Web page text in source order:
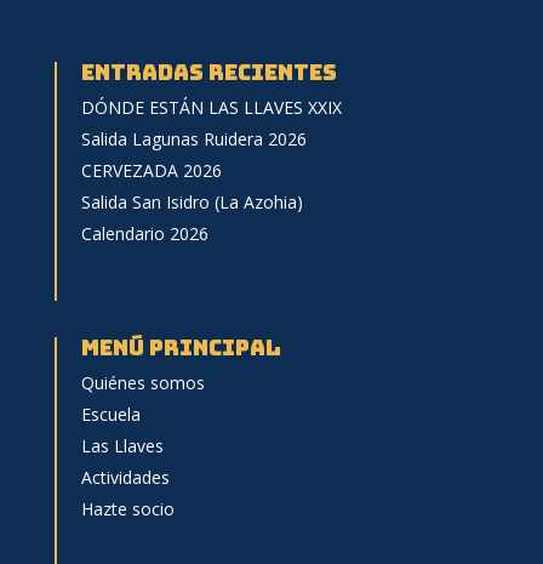
Entradas recientes
DÓNDE ESTÁN LAS LLAVES XXIX
Salida Lagunas Ruidera 2026
CERVEZADA 2026
Salida San Isidro (La Azohia)
Calendario 2026
menú principal
Quiénes somos
Escuela
Las Llaves
Actividades
Hazte socio